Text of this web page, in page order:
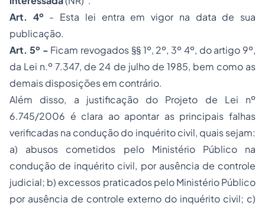
Art. 4º - Esta lei entra em vigor na data de sua
publicação.
Art. 5º - Ficam revogados §§ 1º, 2º, 3º 4º, do artigo 9º,
da Lei n.º 7.347, de 24 de julho de 1985, bem como as
demais disposições em contrário.
Além disso, a justificação do Projeto de Lei nº
6.745/2006 é clara ao apontar as principais falhas
verificadas na condução do inquérito civil, quais sejam:
a) abusos cometidos pelo Ministério Público na
condução de inquérito civil, por ausência de controle
judicial; b) excessos praticados pelo Ministério Público
por ausência de controle externo do inquérito civil; c)